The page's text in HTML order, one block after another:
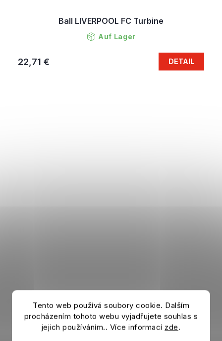
Tento web používá soubory cookie. Dalším
procházením tohoto webu vyjadřujete souhlas s
jejich používáním.. Více informací zde.
Ball LIVERPOOL FC Turbine
Auf Lager
22,71 € DETAIL